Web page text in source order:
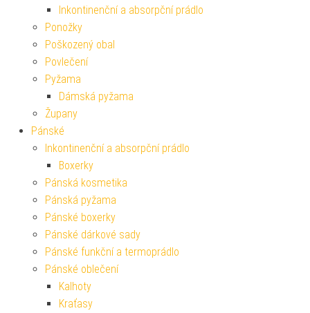
Inkontinenční a absorpční prádlo
Ponožky
Poškozený obal
Povlečení
Pyžama
Dámská pyžama
Župany
Pánské
Inkontinenční a absorpční prádlo
Boxerky
Pánská kosmetika
Pánská pyžama
Pánské boxerky
Pánské dárkové sady
Pánské funkční a termoprádlo
Pánské oblečení
Kalhoty
Kraťasy